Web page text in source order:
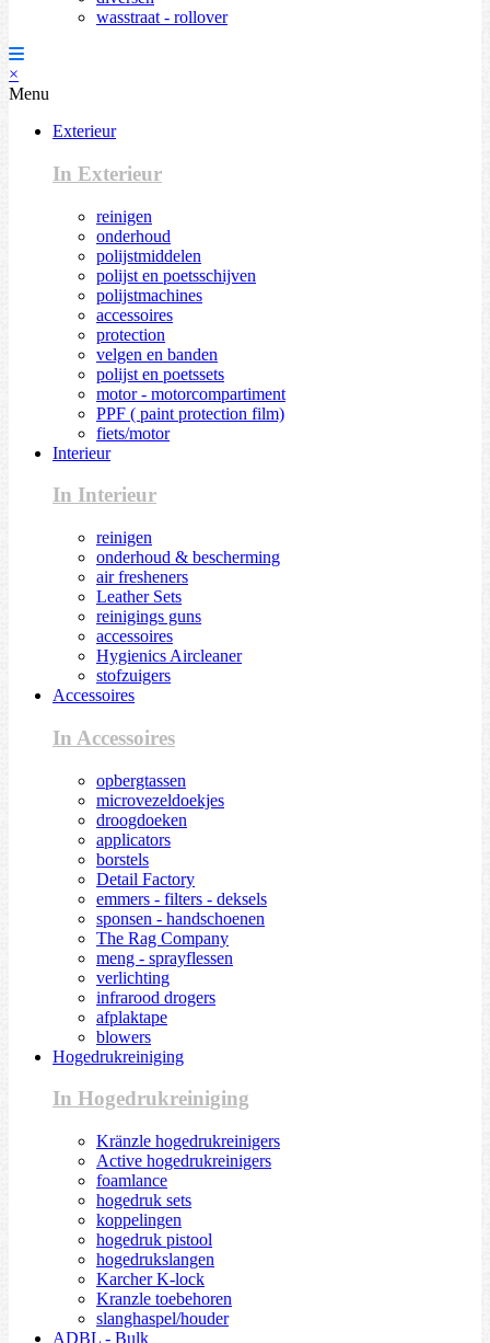
wasstraat - rollover
×
Menu
Exterieur
In Exterieur
reinigen
onderhoud
polijstmiddelen
polijst en poetsschijven
polijstmachines
accessoires
protection
velgen en banden
polijst en poetssets
motor - motorcompartiment
PPF ( paint protection film)
fiets/motor
Interieur
In Interieur
reinigen
onderhoud & bescherming
air fresheners
Leather Sets
reinigings guns
accessoires
Hygienics Aircleaner
stofzuigers
Accessoires
In Accessoires
opbergtassen
microvezeldoekjes
droogdoeken
applicators
borstels
Detail Factory
emmers - filters - deksels
sponsen - handschoenen
The Rag Company
meng - sprayflessen
verlichting
infrarood drogers
afplaktape
blowers
Hogedrukreiniging
In Hogedrukreiniging
Kränzle hogedrukreinigers
Active hogedrukreinigers
foamlance
hogedruk sets
koppelingen
hogedruk pistool
hogedrukslangen
Karcher K-lock
Kranzle toebehoren
slanghaspel/houder
ADBL - Bulk